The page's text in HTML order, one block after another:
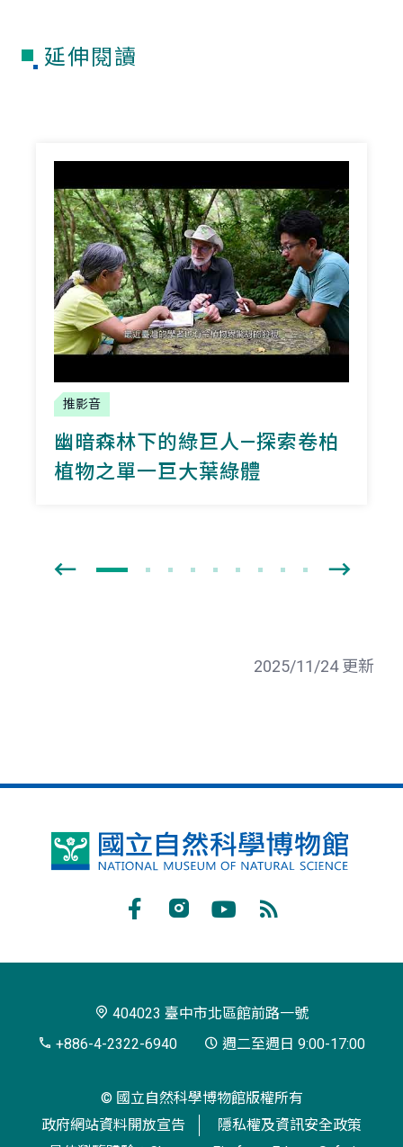
延伸閱讀
推影音
幽暗森林下的綠巨人—探索卷柏
植物之單一巨大葉綠體
2025/11/24 更新
國
博
閱
404023 臺中市北區館前路一號
+886-4-2322-6940
週二至週日 9:00-17:00
© 國立自然科學博物館版權所有
政府網站資料開放宣告
隱私權及資訊安全政策